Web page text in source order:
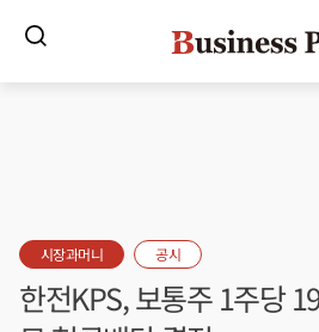
시장과머니 공시
한전KPS, 보통주 1주당